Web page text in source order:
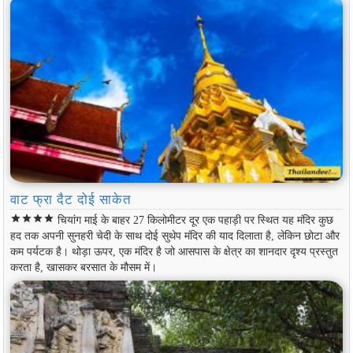
वाट फ्रा दैट दोई साकेत
starstarstarstar चियांग माई के बाहर 27 किलोमीटर दूर एक पहाड़ी पर स्थित यह मंदिर कुछ
हद तक अपनी सुनहरी चेदी के साथ दोई सुथेप मंदिर की याद दिलाता है, लेकिन छोटा और
कम पर्यटक है। थोड़ा ऊपर, एक मंदिर है जो आसपास के क्षेत्र का शानदार दृश्य प्रस्तुत
करता है, खासकर बरसात के मौसम में।